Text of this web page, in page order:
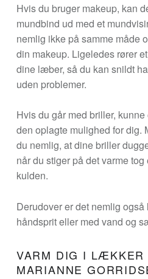
Hvis du bruger makeup, kan
mundbind ud med et
nemlig ikke på samme måde
din makeup. Ligeledes rører
dine læber, så du kan snildt
uden problemer.
Hvis du går med briller,
den oplagte mulighed for dig.
du nemlig, at dine briller
når du stiger på det varme
kulden.
Derudover er det nemlig
håndsprit eller med vand og
VARM DIG I LÆKKER
MARIANNE